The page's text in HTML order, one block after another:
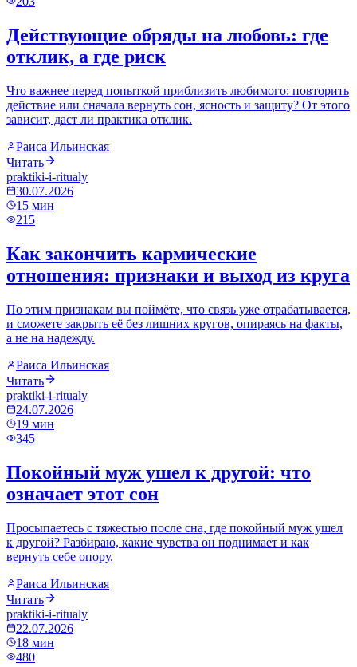
Действующие обряды на любовь: где
отклик, а где риск
Что важнее перед попыткой приблизить любимого: повторить
действие или сначала вернуть сон, ясность и защиту? От этого
зависит, даст ли практика отклик.
Раиса Ильинская
Читать
praktiki-i-ritualy
30.07.2026
15 мин
215
Как закончить кармические
отношения: признаки и выход из круга
По этим признакам вы поймёте, что связь уже отрабатывается,
и сможете закрыть её без лишних кругов, опираясь на факты,
а не на надежду.
Раиса Ильинская
Читать
praktiki-i-ritualy
24.07.2026
19 мин
345
Покойный муж ушел к другой: что
означает этот сон
Просыпаетесь с тяжестью после сна, где покойный муж ушел
к другой? Разбираю, какие чувства он поднимает и как
вернуть себе опору.
Раиса Ильинская
Читать
praktiki-i-ritualy
22.07.2026
18 мин
480